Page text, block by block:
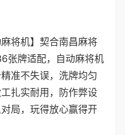
将机】契合南昌麻将
张牌适配，自动麻将机
准不失误，洗牌均匀
扎实耐用，防作弊设
局，玩得放心赢得开